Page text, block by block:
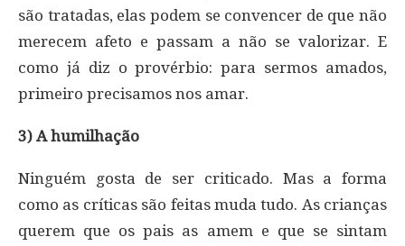
são tratadas, elas podem se convencer de que não
merecem afeto e passam a não se valorizar. E
como já diz o provérbio: para sermos amados,
primeiro precisamos nos amar.
3) A humilhação
Ninguém gosta de ser criticado. Mas a forma
como as críticas são feitas muda tudo. As crianças
querem que os pais as amem e que se sintam